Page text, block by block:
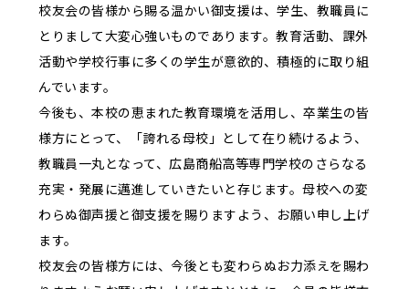
校友会の皆様から賜る温かい御支援は、学生、教職員に
とりまして大変心強いものであります。教育活動、課外
活動や学校行事に多くの学生が意欲的、積極的に取り組
んでいます。
今後も、本校の恵まれた教育環境を活用し、卒業生の皆
様方にとって、「誇れる母校」として在り続けるよう、
教職員一丸となって、広島商船高等専門学校のさらなる
充実・発展に邁進していきたいと存じます。母校への変
わらぬ御声援と御支援を賜りますよう、お願い申し上げ
ます。
校友会の皆様方には、今後とも変わらぬお力添えを賜わ